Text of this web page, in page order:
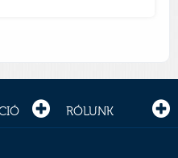
RÓLUNK